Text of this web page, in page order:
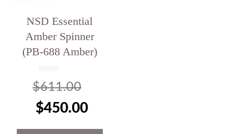
NSD Essential
Amber Spinner
(PB-688 Amber)
d
5
$611.00
precio
original
$450.00El
precio